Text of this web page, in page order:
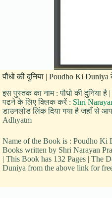
पौधो की दुनिया | Poudho Ki
इस पुस्तक का नाम : पौधो की दुनिया
पढने के लिए क्लिक करें : Shri
डाउनलोड लिंक दिया गया है जहाँ से
Adhyatm
Name of the Book is : Poudho Ki
Books written by Shri Narayan
| This Book has 132 Pages | The
Duniya from the above link for